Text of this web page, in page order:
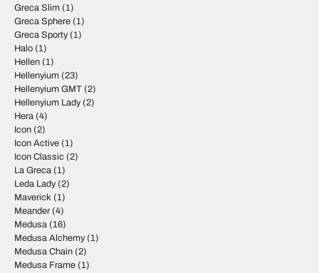
Greca Slim (1)
Greca Sphere (1)
Greca Sporty(1)
Halo (1)
Hellen (1)
Hellenyium (23)
Hellenyium GMT (2)
Hellenyium Lady(2)
Hera (4)
Icon (2)
Icon Active (1)
Icon Classic (2)
La Greca (1)
Leda Lady(2)
Maverick (1)
Meander (4)
Medusa (16)
Medusa Alchemy(1)
Medusa Chain (2)
Medusa Frame (1)